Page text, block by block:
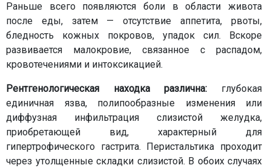
Раньше всего появляются боли в области живота
после еды, затем — отсутствие аппетита, рвоты,
бледность кожных покровов, упадок сил. Вскоре
развивается малокровие, связанное с распадом,
кровотечениями и интоксикацией.
Рентгенологическая находка различна: глубокая
единичная язва, полипообразные изменения или
диффузная инфильтрация слизистой желудка,
приобретающей вид, характерный для
гипертрофического гастрита. Перистальтика проходит
через утолщенные складки слизистой. В обоих случаях